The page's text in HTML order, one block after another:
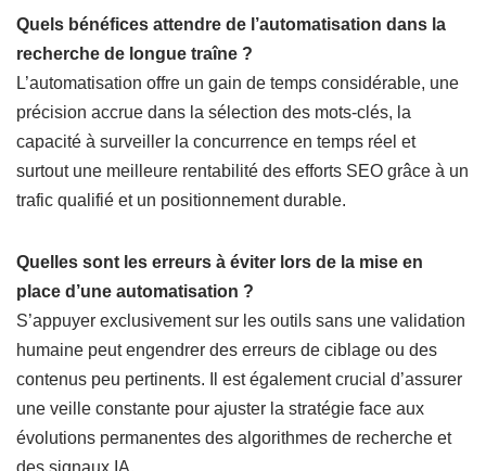
Quels bénéfices attendre de l’automatisation dans la
recherche de longue traîne ?
L’automatisation offre un gain de temps considérable, une
précision accrue dans la sélection des mots-clés, la
capacité à surveiller la concurrence en temps réel et
surtout une meilleure rentabilité des efforts SEO grâce à un
trafic qualifié et un positionnement durable.
Quelles sont les erreurs à éviter lors de la mise en
place d’une automatisation ?
S’appuyer exclusivement sur les outils sans une validation
humaine peut engendrer des erreurs de ciblage ou des
contenus peu pertinents. Il est également crucial d’assurer
une veille constante pour ajuster la stratégie face aux
évolutions permanentes des algorithmes de recherche et